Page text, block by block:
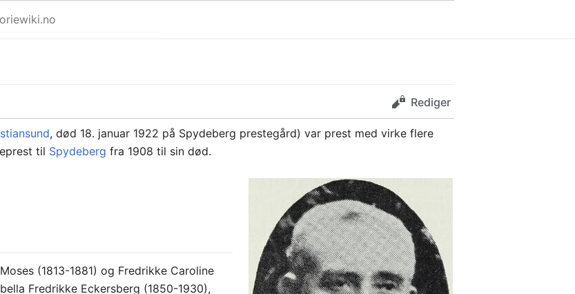
Rediger
, død 18. januar 1922 på Spydeberg prestegård) var prest med virke flere
til Spydeberg fra 1908 til sin død.
(1813-1881) og Fredrikke Caroline
Fredrikke Eckersberg (1850-1930),